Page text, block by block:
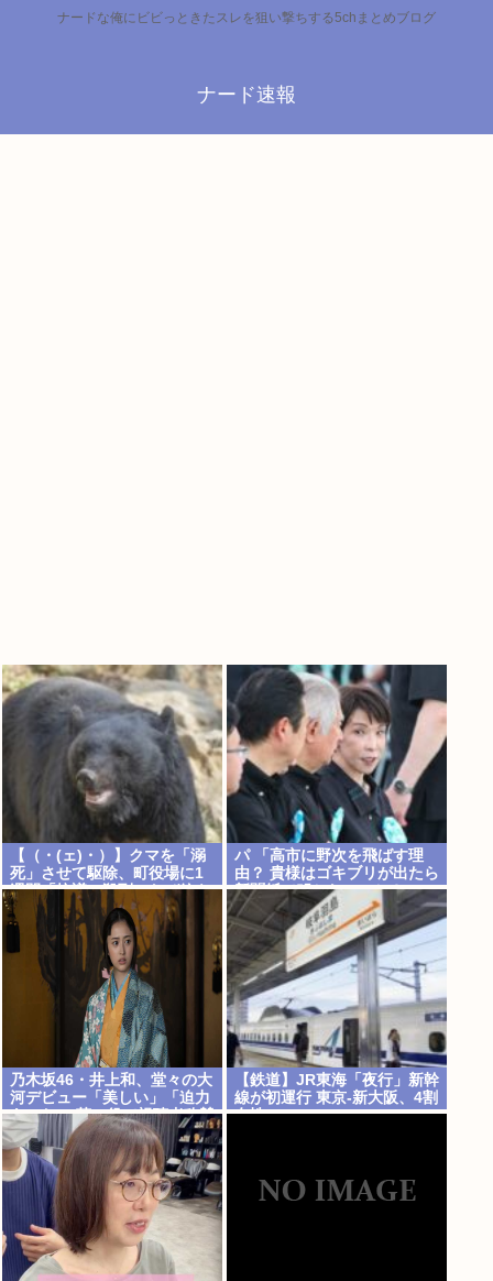
ナードな俺にビビっときたスレを狙い撃ちする5chまとめブログ
ナード速報
【（・(ェ)・）】クマを「溺
死」させて駆除、町役場に1
週間「抗議」殺到…なぜ銃を
使えなかった？岩手・雫石町
が明かす背景
パ 「高市に野次を飛ばす理
由？ 貴様はゴキブリが出たら
新聞紙で叩かないのか？」
乃木坂46・井上和、堂々の大
河デビュー「美しい」「迫力
あった」 茶々役で視聴者称賛
【鉄道】JR東海「夜行」新幹
線が初運行 東京-新大阪、4割
女性